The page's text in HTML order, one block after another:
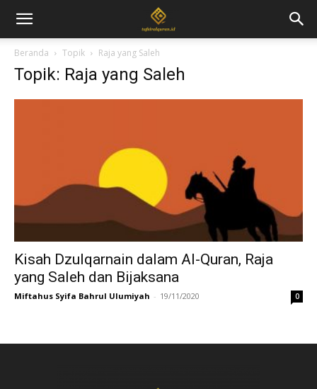
Beranda Topik Raja yang Saleh
Topik: Raja yang Saleh
Kisah Dzulqarnain dalam Al-Quran, Raja
yang Saleh dan Bijaksana
Miftahus Syifa Bahrul Ulumiyah - 19/11/2020 0